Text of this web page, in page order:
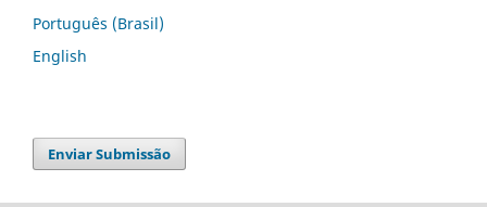
Português (Brasil)
English
Enviar Submissão